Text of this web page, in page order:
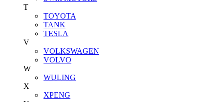
T
TOYOTA
TANK
TESLA
V
VOLKSWAGEN
VOLVO
W
WULING
X
XPENG